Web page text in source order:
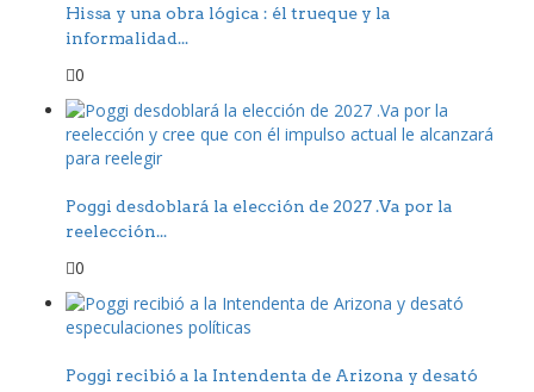
Hissa y una obra lógica : él trueque y la
informalidad...
0
Poggi desdoblará la elección de 2027 .Va por la
reelección...
0
Poggi recibió a la Intendenta de Arizona y desató